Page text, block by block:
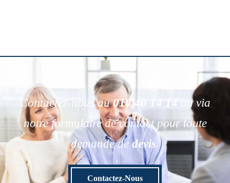
Contactez-nous au010 40 14 14
ou via
notre formulaire de contact pour toute
demande de devis.
Contactez-Nous